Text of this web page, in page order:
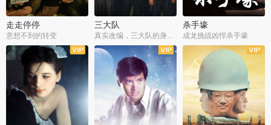
走走停停
意想不到的转变
三大队 杀手壕
成龙挑战凶悍杀手壕